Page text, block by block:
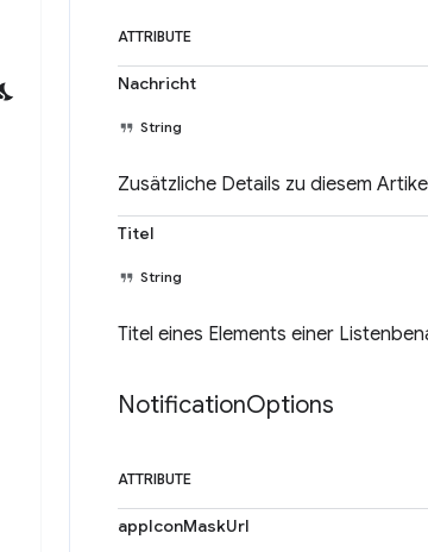
ATTRIBUTE
Nachricht
String
Zusätzliche Details zu diesem
Titel
String
Titel eines Elements einer
NotificationOptions
ATTRIBUTE
appIconMaskUrl